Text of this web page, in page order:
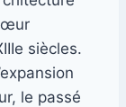
siècles.
le passé